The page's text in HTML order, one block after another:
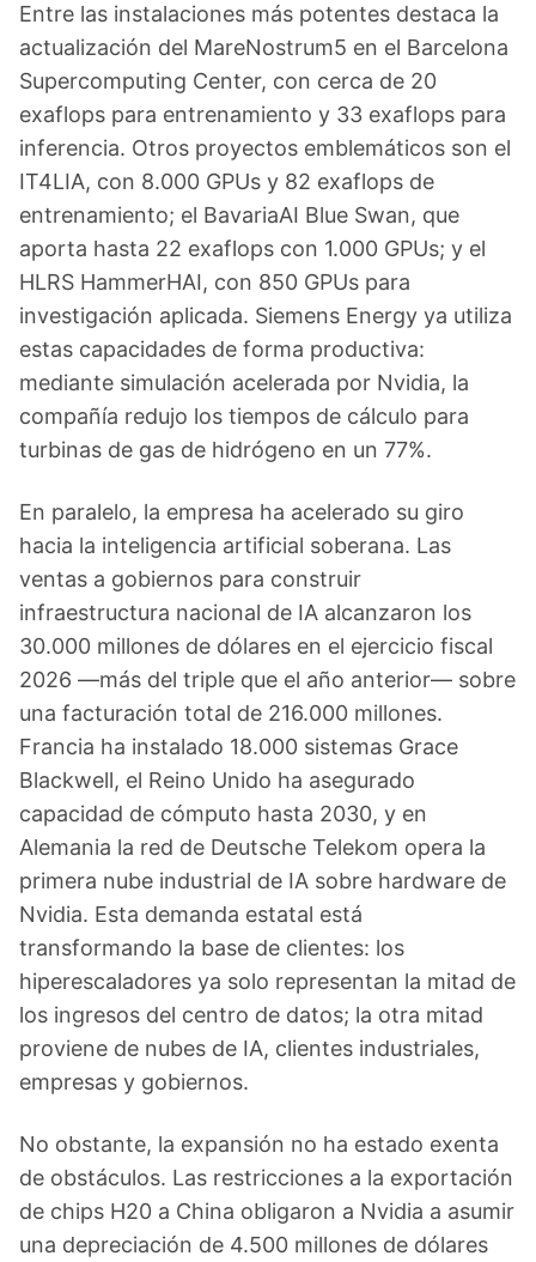
Entre las instalaciones más potentes destaca la
actualización del MareNostrum5 en el Barcelona
Supercomputing Center, con cerca de 20
exaflops para entrenamiento y 33 exaflops para
inferencia. Otros proyectos emblemáticos son el
IT4LIA, con 8.000 GPUs y 82 exaflops de
entrenamiento; el BavariaAI Blue Swan, que
aporta hasta 22 exaflops con 1.000 GPUs; y el
HLRS HammerHAI, con 850 GPUs para
investigación aplicada. Siemens Energy ya utiliza
estas capacidades de forma productiva:
mediante simulación acelerada por Nvidia, la
compañía redujo los tiempos de cálculo para
turbinas de gas de hidrógeno en un 77%.
En paralelo, la empresa ha acelerado su giro
hacia la inteligencia artificial soberana. Las
ventas a gobiernos para construir
infraestructura nacional de IA alcanzaron los
30.000 millones de dólares en el ejercicio fiscal
2026 —más del triple que el año anterior— sobre
una facturación total de 216.000 millones.
Francia ha instalado 18.000 sistemas Grace
Blackwell, el Reino Unido ha asegurado
capacidad de cómputo hasta 2030, y en
Alemania la red de Deutsche Telekom opera la
primera nube industrial de IA sobre hardware de
Nvidia. Esta demanda estatal está
transformando la base de clientes: los
hiperescaladores ya solo representan la mitad de
los ingresos del centro de datos; la otra mitad
proviene de nubes de IA, clientes industriales,
empresas y gobiernos.
No obstante, la expansión no ha estado exenta
de obstáculos. Las restricciones a la exportación
de chips H20 a China obligaron a Nvidia a asumir
una depreciación de 4.500 millones de dólares